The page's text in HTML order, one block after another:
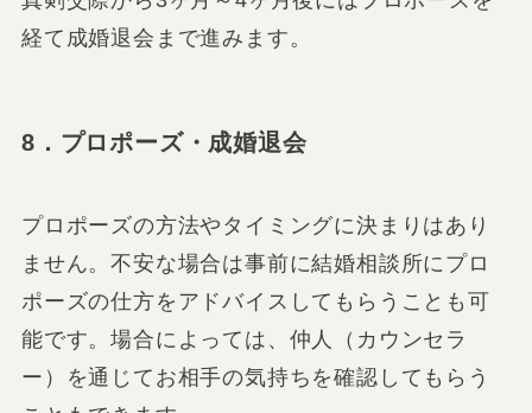
経て成婚退会まで進みます。
8．プロポーズ・成婚退会
プロポーズの方法やタイミングに決まりはあり
ません。不安な場合は事前に結婚相談所にプロ
ポーズの仕方をアドバイスしてもらうことも可
能です。場合によっては、仲人（カウンセラ
ー）を通じてお相手の気持ちを確認してもらう